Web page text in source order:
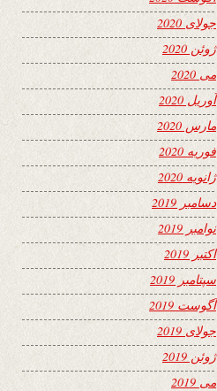
جولای 2020
ژوئن 2020
می 2020
آوریل 2020
مارس 2020
فوریه 2020
ژانویه 2020
دسامبر 2019
نوامبر 2019
اکتبر 2019
سپتامبر 2019
آگوست 2019
جولای 2019
ژوئن 2019
می 2019